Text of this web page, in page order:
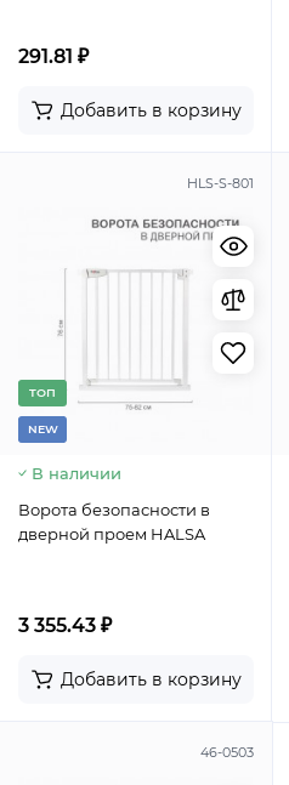
291.81 ₽
Добавить в корзину
HLS-S-801
TОП
NEW
В наличии
Ворота безопасности в
дверной проем HALSA
3 355.43 ₽
Добавить в корзину
46-0503